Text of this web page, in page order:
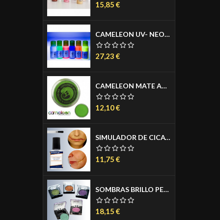
Precio
15,85 €
CAMELEON UV- NEON PARA AERÓGRAFO 50 ML.
Precio
27,23 €
CAMELEON MATE AGUACOLOR PASTILLA 32 GR.
Precio
12,10 €
SIMULADOR DE CICATRIZ- COLLODION 11 ML.
Precio
11,75 €
SOMBRAS BRILLO PERLADO INTENSO EN ESTUCHE - PEARL SHEEN 1,7 GR.
Precio
18,15 €